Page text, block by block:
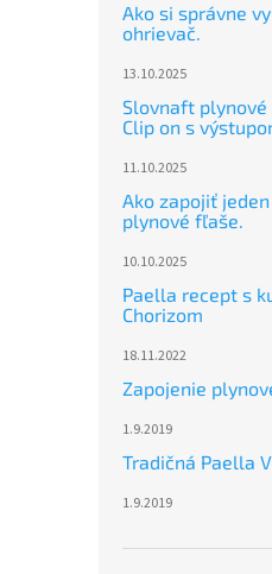
Ako si správne
ohrievač.
13.10.2025
Slovnaft
Clip on s
11.10.2025
Ako zapojiť
plynové fľaše.
10.10.2025
Paella recept s
Chorizom
18.11.2022
Zapojenie
1.9.2019
Tradičná Paella
1.9.2019